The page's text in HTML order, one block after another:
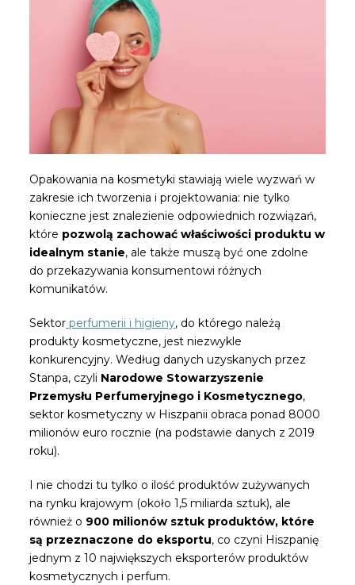
Opakowania na kosmetyki stawiają wiele wyzwań w
zakresie ich tworzenia i projektowania: nie tylko
konieczne jest znalezienie odpowiednich rozwiązań,
które pozwolą zachować właściwości produktu w
idealnym stanie, ale także muszą być one zdolne
do przekazywania konsumentowi różnych
komunikatów.
Sektor perfumerii i higieny, do którego należą
produkty kosmetyczne, jest niezwykle
konkurencyjny. Według danych uzyskanych przez
Stanpa, czyli Narodowe Stowarzyszenie
Przemysłu Perfumeryjnego i Kosmetycznego,
sektor kosmetyczny w Hiszpanii obraca ponad 8000
milionów euro rocznie (na podstawie danych z 2019
roku).
I nie chodzi tu tylko o ilość produktów zużywanych
na rynku krajowym (około 1,5 miliarda sztuk), ale
również o 900 milionów sztuk produktów, które
są przeznaczone do eksportu, co czyni Hiszpanię
jednym z 10 największych eksporterów produktów
kosmetycznych i perfum.